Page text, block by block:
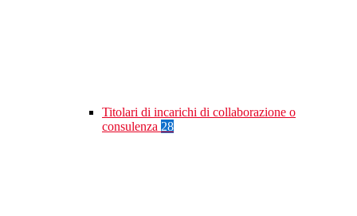
Titolari di incarichi di collaborazione o
consulenza 28